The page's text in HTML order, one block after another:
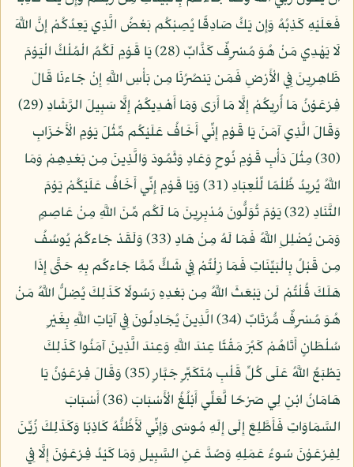
فَعَلَيْهِ كَذِبُهُ وَإِن يَكُ صَادِقًا يُصِبْكُم بَعْضُ الَّذِي يَعِدُكُمْ إِنَّ اللَّهَ
لَا يَهْدِي مَنْ هُوَ مُسْرِفٌ كَذَّابٌ (28) يَا قَوْمِ لَكُمُ الْمُلْكُ الْيَوْمَ
ظَاهِرِينَ فِي الْأَرْضِ فَمَن يَنصُرُنَا مِن بَأْسِ اللَّهِ إِنْ جَاءنَا قَالَ
فِرْعَوْنُ مَا أُرِيكُمْ إِلَّا مَا أَرَى وَمَا أَهْدِيكُمْ إِلَّا سَبِيلَ الرَّشَادِ (29)
وَقَالَ الَّذِي آمَنَ يَا قَوْمِ إِنِّي أَخَافُ عَلَيْكُم مِّثْلَ يَوْمِ الْأَحْزَابِ
(30) مِثْلَ دَأْبِ قَوْمِ نُوحٍ وَعَادٍ وَثَمُودَ وَالَّذِينَ مِن بَعْدِهِمْ وَمَا
اللَّهُ يُرِيدُ ظُلْمًا لِّلْعِبَادِ (31) وَيَا قَوْمِ إِنِّي أَخَافُ عَلَيْكُمْ يَوْمَ
التَّنَادِ (32) يَوْمَ تُوَلُّونَ مُدْبِرِينَ مَا لَكُم مِّنَ اللَّهِ مِنْ عَاصِمٍ
وَمَن يُضْلِلِ اللَّهُ فَمَا لَهُ مِنْ هَادٍ (33) وَلَقَدْ جَاءكُمْ يُوسُفُ
مِن قَبْلُ بِالْبَيِّنَاتِ فَمَا زِلْتُمْ فِي شَكٍّ مِّمَّا جَاءكُم بِهِ حَتَّى إِذَا
هَلَكَ قُلْتُمْ لَن يَبْعَثَ اللَّهُ مِن بَعْدِهِ رَسُولًا كَذَلِكَ يُضِلُّ اللَّهُ مَنْ
هُوَ مُسْرِفٌ مُّرْتَابٌ (34) الَّذِينَ يُجَادِلُونَ فِي آيَاتِ اللَّهِ بِغَيْرِ
سُلْطَانٍ أَتَاهُمْ كَبُرَ مَقْتًا عِندَ اللَّهِ وَعِندَ الَّذِينَ آمَنُوا كَذَلِكَ
يَطْبَعُ اللَّهُ عَلَى كُلِّ قَلْبِ مُتَكَبِّرٍ جَبَّارٍ (35) وَقَالَ فِرْعَوْنُ يَا
هَامَانُ ابْنِ لِي صَرْحًا لَّعَلِّي أَبْلُغُ الْأَسْبَابَ (36) أَسْبَابَ
السَّمَاوَاتِ فَأَطَّلِعَ إِلَى إِلَهِ مُوسَى وَإِنِّي لَأَظُنُّهُ كَاذِبًا وَكَذَلِكَ زُيِّنَ
لِفِرْعَوْنَ سُوءُ عَمَلِهِ وَصُدَّ عَنِ السَّبِيلِ وَمَا كَيْدُ فِرْعَوْنَ إِلَّا فِي